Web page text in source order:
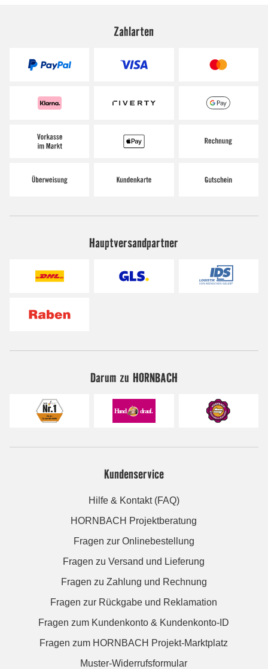
Zahlarten
Hauptversandpartner
Darum zu HORNBACH
Kundenservice
Hilfe & Kontakt (FAQ)
HORNBACH Projektberatung
Fragen zur Onlinebestellung
Fragen zu Versand und Lieferung
Fragen zu Zahlung und Rechnung
Fragen zur Rückgabe und Reklamation
Fragen zum Kundenkonto & Kundenkonto-ID
Fragen zum HORNBACH Projekt-Marktplatz
Muster-Widerrufsformular